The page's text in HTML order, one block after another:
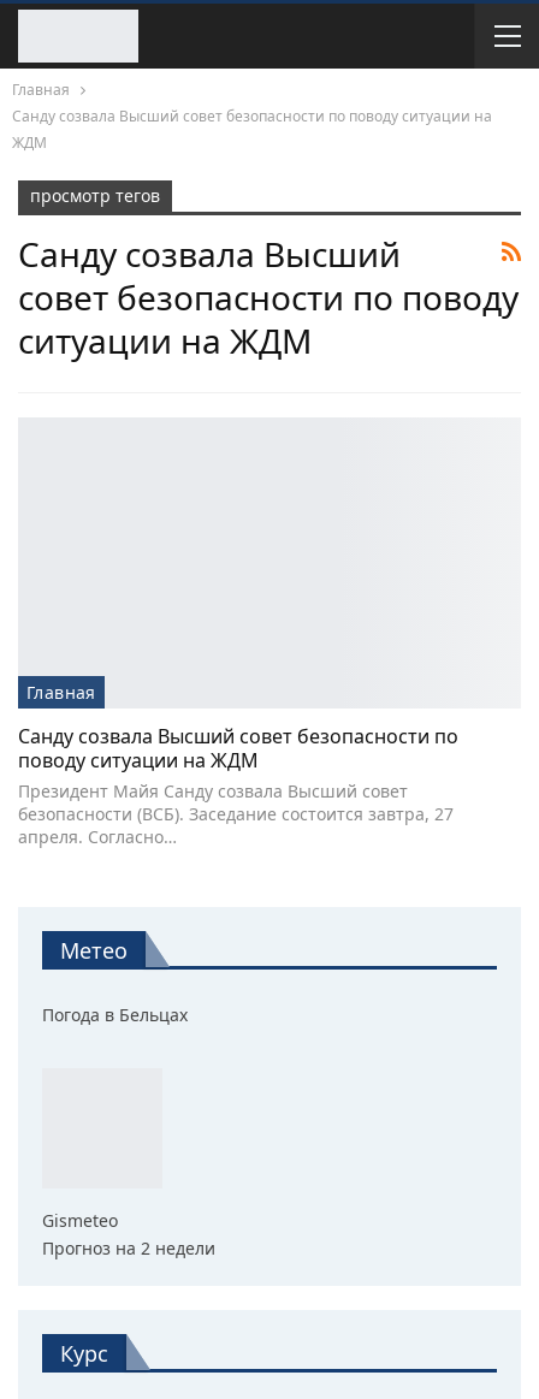
Главная
Санду созвала Высший совет безопасности по поводу ситуации на
ЖДМ
просмотр тегов
Санду созвала Высший
совет безопасности по поводу
ситуации на ЖДМ
Главная
Санду созвала Высший совет безопасности по
поводу ситуации на ЖДМ
Президент Майя Санду созвала Высший совет
безопасности (ВСБ). Заседание состоится завтра, 27
апреля. Согласно…
Метео
Погода в Бельцах
Gismeteo
Прогноз на 2 недели
Курс